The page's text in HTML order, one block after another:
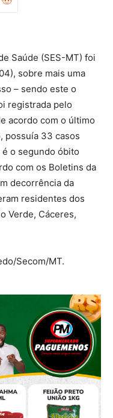
Saúde (SES-MT) foi
sobre mais uma
– sendo este o
registrada pelo
acordo com o último
possuía 33 casos
o segundo óbito
com os Boletins da
decorrência da
residentes dos
Verde, Cáceres,
Secom/MT.